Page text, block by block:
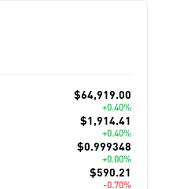
$64,919.00
+0.40%
$1,914.41
+0.40%
$0.999348
+0.00%
$590.21
-0.70%